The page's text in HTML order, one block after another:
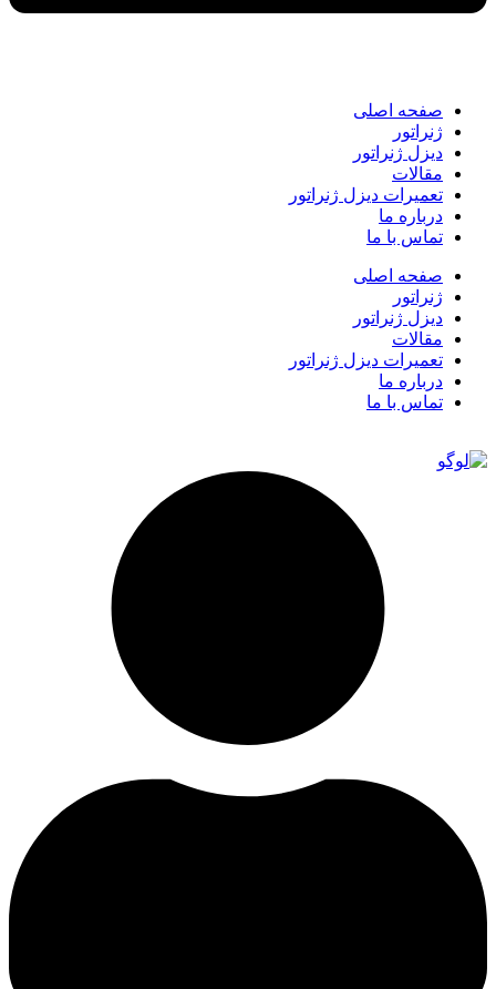
صفحه اصلی
ژنراتور
دیزل ژنراتور
مقالات
تعمیرات دیزل ژنراتور
درباره ما
تماس با ما
صفحه اصلی
ژنراتور
دیزل ژنراتور
مقالات
تعمیرات دیزل ژنراتور
درباره ما
تماس با ما